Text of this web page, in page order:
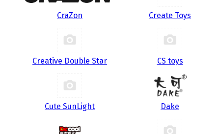
CraZon Create Toys
Creative Double Star CS toys
Cute SunLight Dake